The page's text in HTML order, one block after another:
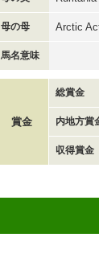
母の母 Arctic
馬名意味
賞金
総賞金
内地方賞
収得賞金